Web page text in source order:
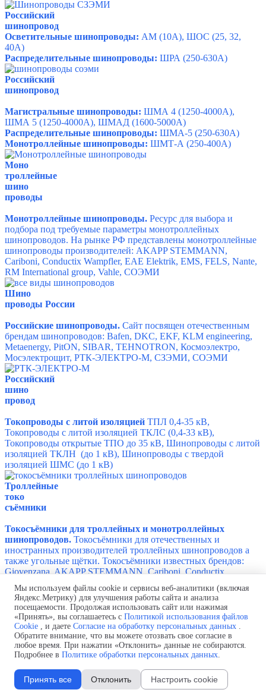
Российский
шинопровод
Осветительные шинопроводы: АМ (10А), ШОС (25, 32,
40А)
Распределительные шинопроводы: ШРА (250-630А)
Российский
шинопровод
Магистральные шинопроводы: ШМА 4 (1250-4000А),
ШМА 5 (1250-4000А), ШМАД (1600-5000А)
Распределительные шинопроводы: ШМА-5 (250-630А)
Монотроллейные шинопроводы: ШМТ-А (250-400А)
Моно
троллейные
шино
проводы
Монотроллейные шинопроводы. Ресурс для выбора и
подбора под требуемые параметры монотроллейных
шинопроводов. На рынке РФ представлены монотроллейные
шинопроводы производителей: AKAPP STEMMANN,
Cariboni, Conductix Wampfler, EAE Elektrik, EMS, FELS, Nante,
RM International group, Vahle, СОЭМИ
Шино
проводы России
Российские шинопроводы. Сайт посвящен отечественным
брендам шинопроводов: Bafen, DKC, EKF, KLM engineering,
Metaenergy, PitON, SIBAR, TEHNOTRON, Космоэлектро,
Мосэлектрощит, РТК-ЭЛЕКТРО-М, СЗЭМИ, СОЭМИ
Российский
шино
провод
Токопроводы с литой изоляцией ТПЛ 0,4-35 кВ,
Токопроводы с литой изоляцией ТКЛC (0,4-33 кВ),
Токопроводы открытые ТПО до 35 кВ, Шинопроводы с литой
изоляцией ТКЛН (до 1 кВ), Шинопроводы с твердой
изоляцией ШМС (до 1 кВ)
Троллейные
токо
съёмники
Токосъёмники для троллейных и монотроллейных
шинопроводов. Токосъёмники для отечественных и
иностранных производителей троллейных шинопроводов а
также угольные щётки. Токосъёмники известных брендов:
Giovenzana. AKAPP STEMMANN, Cariboni, Conductix
group, Vahle, Zucchini, СОЭМИ.
Токо
приемники
Токоприёмники: Токоприемник экскаватора, Токоприемник
комбинированный,Токоприемник высоковольтный,
Токоприемник низковольтный,Токоприемник кольцевой,
Токоприемник илососов, илоскребов,Токоприемник
портального крана,Токоприемник автокрановый,
Мы используем файлы cookie и сервисы веб-аналитики (включая
Яндекс.Метрику) для улучшения работы сайта и анализа
посещаемости. Продолжая использовать сайт или нажимая
«Принять», вы соглашаетесь с Политикой использования файлов
Cookie , и даете Согласие на обработку персональных данных .
Обратите внимание, что вы можете отозвать свое согласие в
любое время. При нажатии «Отклонить» данные не собираются.
Подробнее в Политике обработки персональных данных.
Принять все Отклонить Настроить cookie